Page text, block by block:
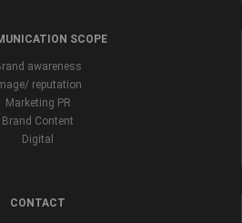
SCOPE
awareness
reputation
Marketing PR
Brand Content
Digital
CONTACT